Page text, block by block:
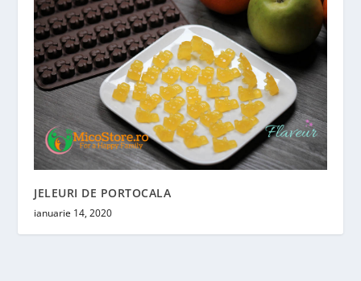
JELEURI DE PORTOCALA
ianuarie 14, 2020